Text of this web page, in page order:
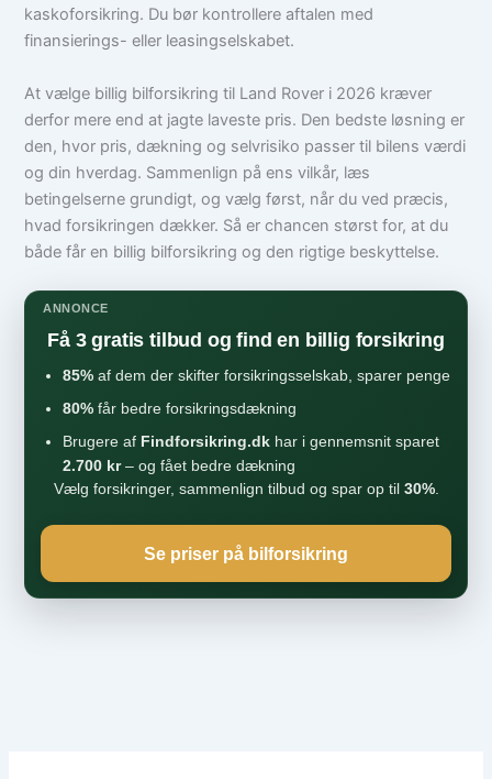
kaskoforsikring. Du bør kontrollere aftalen med
finansierings- eller leasingselskabet.
At vælge billig bilforsikring til Land Rover i 2026 kræver
derfor mere end at jagte laveste pris. Den bedste løsning er
den, hvor pris, dækning og selvrisiko passer til bilens værdi
og din hverdag. Sammenlign på ens vilkår, læs
betingelserne grundigt, og vælg først, når du ved præcis,
hvad forsikringen dækker. Så er chancen størst for, at du
både får en billig bilforsikring og den rigtige beskyttelse.
ANNONCE
Få 3 gratis tilbud og find en billig forsikring
85% af dem der skifter forsikringsselskab, sparer penge
80% får bedre forsikringsdækning
Brugere af Findforsikring.dk har i gennemsnit sparet
2.700 kr– og fået bedre dækning
Vælg forsikringer, sammenlign tilbud og spar op til 30%.
Se priser på bilforsikring